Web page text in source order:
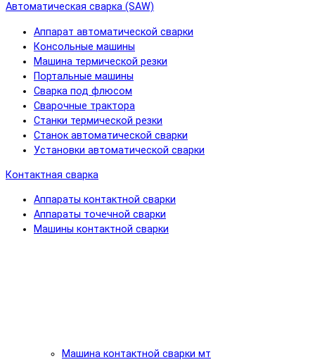
Автоматическая сварка (SAW)
Аппарат автоматической сварки
Консольные машины
Машина термической резки
Портальные машины
Сварка под флюсом
Сварочные трактора
Станки термической резки
Станок автоматической сварки
Установки автоматической сварки
Контактная сварка
Аппараты контактной сварки
Аппараты точечной сварки
Машины контактной сварки
Машина контактной сварки мт